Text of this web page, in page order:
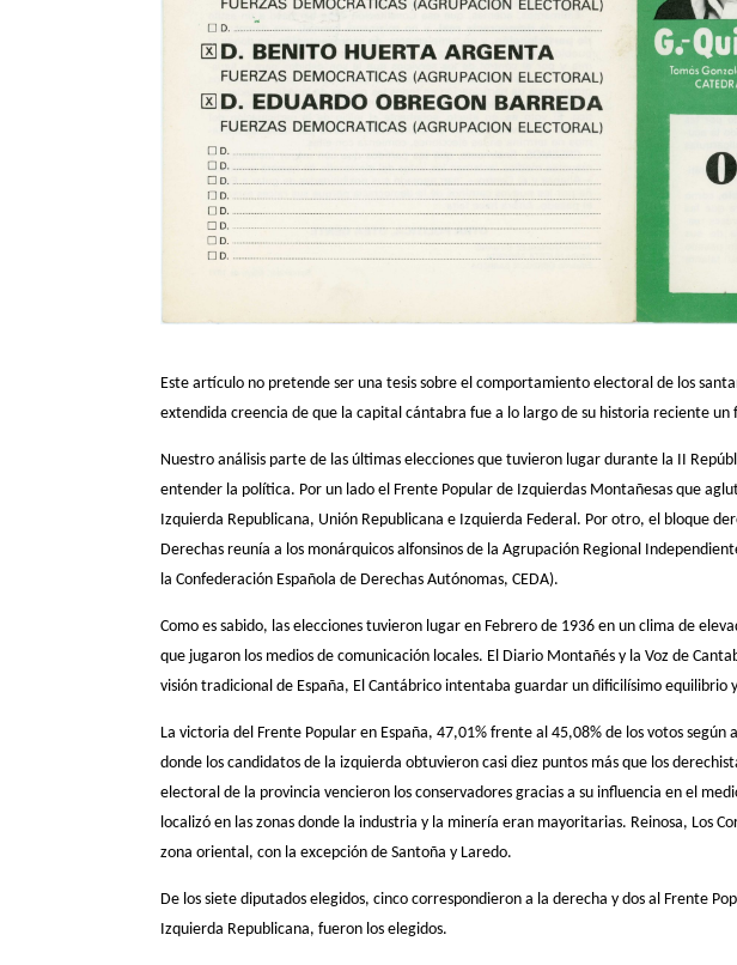
Este artículo no pretende ser una tesis sobre el comportamiento electoral de los
extendida creencia de que la capital cántabra fue a lo largo de su historia reciente un
Nuestro análisis parte de las últimas elecciones que tuvieron lugar durante la II
entender la política. Por un lado el Frente Popular de Izquierdas Montañesas que
Izquierda Republicana, Unión Republicana e Izquierda Federal. Por otro, el bloque
Derechas reunía a los monárquicos alfonsinos de la Agrupación Regional
la Confederación Española de Derechas Autónomas, CEDA).
Como es sabido, las elecciones tuvieron lugar en Febrero de 1936 en un clima de
que jugaron los medios de comunicación locales. El Diario Montañés y la Voz de
visión tradicional de España, El Cantábrico intentaba guardar un dificilísimo equilibrio
La victoria del Frente Popular en España, 47,01% frente al 45,08% de los votos
donde los candidatos de la izquierda obtuvieron casi diez puntos más que los
electoral de la provincia vencieron los conservadores gracias a su influencia en el
localizó en las zonas donde la industria y la minería eran mayoritarias. Reinosa, Los
zona oriental, con la excepción de Santoña y Laredo.
De los siete diputados elegidos, cinco correspondieron a la derecha y dos al Frente
Izquierda Republicana, fueron los elegidos.